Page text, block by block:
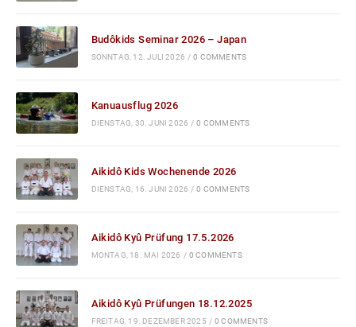
Budôkids Seminar 2026 – Japan
SONNTAG, 12. JULI 2026 / 0 COMMENTS
Kanuausflug 2026
DIENSTAG, 30. JUNI 2026 / 0 COMMENTS
Aikidô Kids Wochenende 2026
DIENSTAG, 16. JUNI 2026 / 0 COMMENTS
Aikidô Kyû Prüfung 17.5.2026
MONTAG, 18. MAI 2026 / 0 COMMENTS
Aikidô Kyû Prüfungen 18.12.2025
FREITAG, 19. DEZEMBER 2025 / 0 COMMENTS